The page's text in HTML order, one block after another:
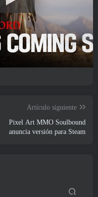
Artículo siguiente
Pixel Art MMO Soulbound
anuncia versión para Steam